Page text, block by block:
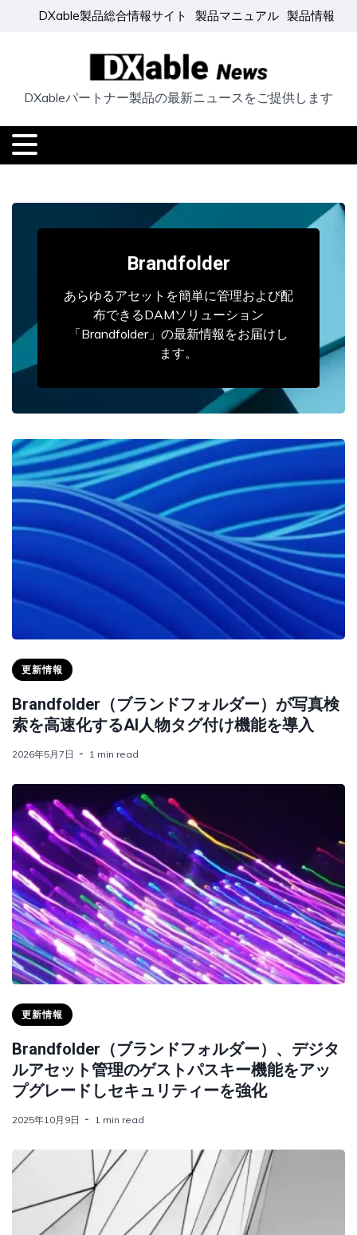
DXable製品総合情報サイト 製品マニュアル 製品情報
DXableパートナー製品の最新ニュースをご提供します
Brandfolder
あらゆるアセットを簡単に管理および配
布できるDAMソリューション
「Brandfolder」の最新情報をお届けし
ます。
更新情報
Brandfolder（ブランドフォルダー）が写真検
索を高速化するAI人物タグ付け機能を導入
2026年5月7日 1 min read
更新情報
Brandfolder（ブランドフォルダー）、デジタ
ルアセット管理のゲストパスキー機能をアッ
プグレードしセキュリティーを強化
2025年10月9日 1 min read